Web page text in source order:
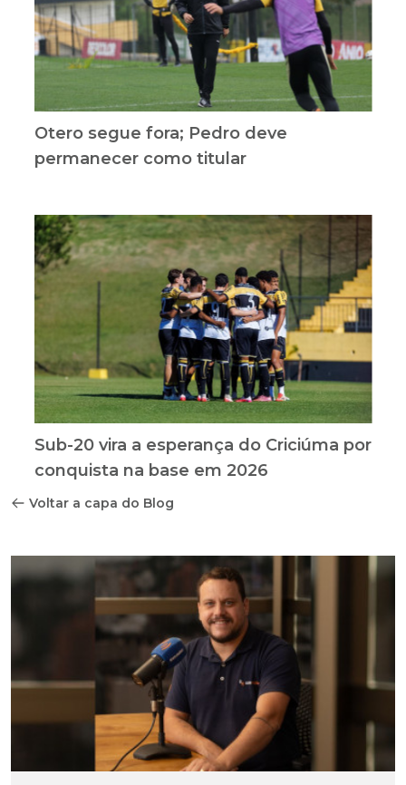
Otero segue fora; Pedro deve
permanecer como titular
Sub-20 vira a esperança do Criciúma por
conquista na base em 2026
Voltar a capa do Blog